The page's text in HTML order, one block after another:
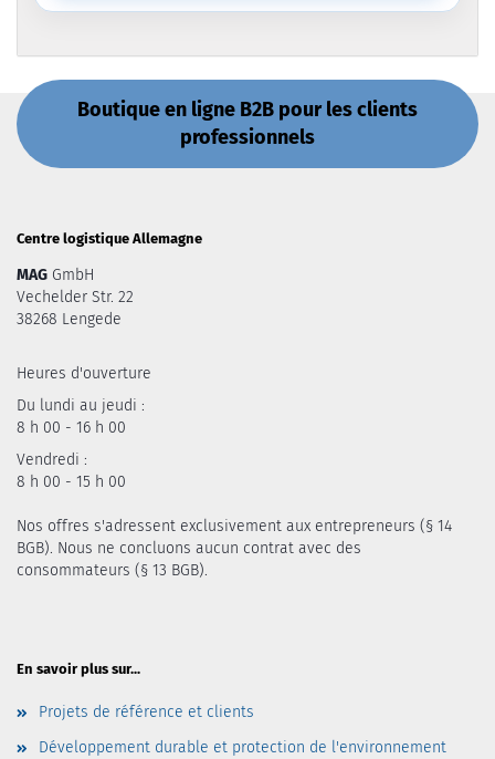
Boutique en ligne B2B pour les clients
professionnels
Centre logistique Allemagne
MAG GmbH
Vechelder Str. 22
38268 Lengede
Heures d'ouverture
Du lundi au jeudi :
8 h 00 - 16 h 00
Vendredi :
8 h 00 - 15 h 00
Nos offres s'adressent exclusivement aux entrepreneurs (§ 14
BGB). Nous ne concluons aucun contrat avec des
consommateurs (§ 13 BGB).
En savoir plus sur...
Projets de référence et clients
Développement durable et protection de l'environnement